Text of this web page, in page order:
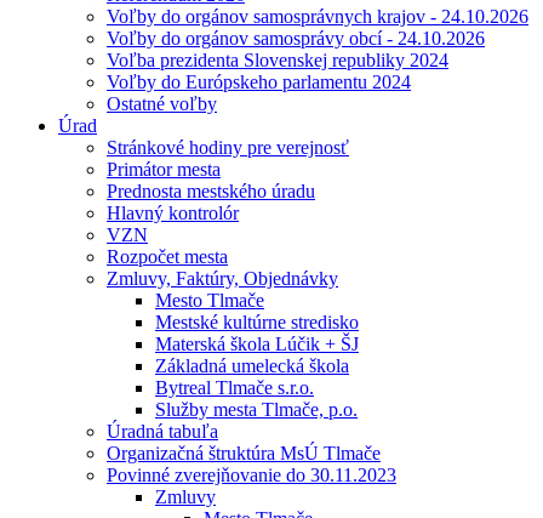
Voľby do orgánov samosprávnych krajov - 24.10.2026
Voľby do orgánov samosprávy obcí - 24.10.2026
Voľba prezidenta Slovenskej republiky 2024
Voľby do Európskeho parlamentu 2024
Ostatné voľby
Úrad
Stránkové hodiny pre verejnosť
Primátor mesta
Prednosta mestského úradu
Hlavný kontrolór
VZN
Rozpočet mesta
Zmluvy, Faktúry, Objednávky
Mesto Tlmače
Mestské kultúrne stredisko
Materská škola Lúčik + ŠJ
Základná umelecká škola
Bytreal Tlmače s.r.o.
Služby mesta Tlmače, p.o.
Úradná tabuľa
Organizačná štruktúra MsÚ Tlmače
Povinné zverejňovanie do 30.11.2023
Zmluvy